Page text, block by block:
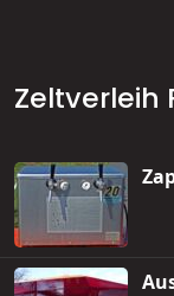
Zeltverleih